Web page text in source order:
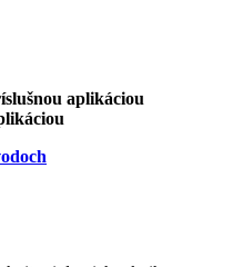
aplikáciou